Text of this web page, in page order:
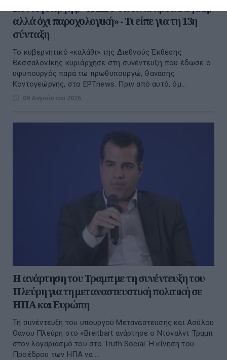
Κοντογεώργης: «Η ΔΕΘ θα είναι προεκλογική,
αλλά όχι παροχολογική» - Τι είπε για τη 13η
σύνταξη
Το κυβερνητικό «καλάθι» της Διεθνούς Έκθεσης
Θεσσαλονίκης κυριάρχησε στη συνέντευξη που έδωσε ο
υφυπουργός παρά τω πρωθυπουργώ, Θανάσης
Κοντογεώργης, στο ΕΡΤnews. Πριν από αυτό, όμ...
09 Αυγούστου 2026
Η ανάρτηση του Τραμπ με τη συνέντευξη του
Πλεύρη για τη μεταναστευστική πολιτική σε
ΗΠΑ και Ευρώπη
Τη συνέντευξη του υπουργού Μετανάστευσης και Ασύλου
Θάνου Πλεύρη στο «Breitbart ανάρτησε ο Ντόναλντ Τραμπ
στον λογαριασμό του στο Truth Social. Η κίνηση του
Προέδρου των ΗΠΑ να ...